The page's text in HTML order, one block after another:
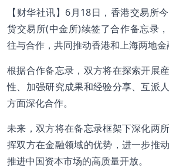
【财华社讯】6月18日，香港交易所
货交易所(中金所)续签了合作备忘录
往与合作，共同推动香港和上海两地金
根据合作备忘录，双方将在探索开展
性、加强研究成果和经验分享、互派
方面深化合作。
未来，双方将在备忘录框架下深化两
挥双方在金融领域的优势，进一步推
推进中国资本市场的高质量开放。